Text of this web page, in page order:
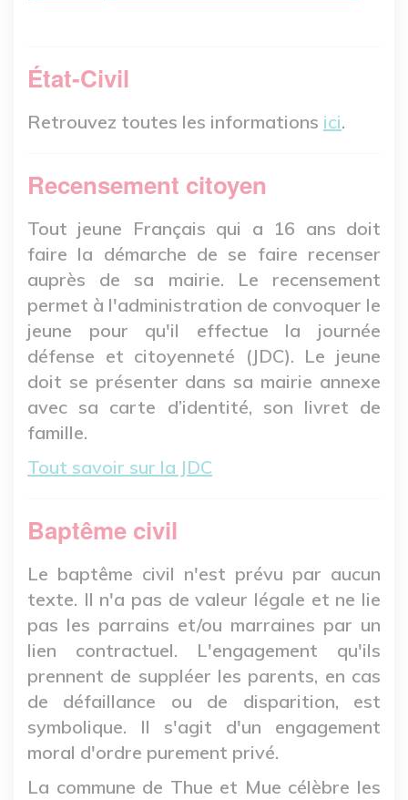
État-Civil
Retrouvez toutes les informations ici.
Recensement citoyen
Tout jeune Français qui a 16 ans doit
faire la démarche de se faire recenser
auprès de sa mairie. Le recensement
permet à l'administration de convoquer le
jeune pour qu'il effectue la journée
défense et citoyenneté (JDC). Le jeune
doit se présenter dans sa mairie annexe
avec sa carte d’identité, son livret de
famille.
Tout savoir sur la JDC
Baptême civil
Le baptême civil n'est prévu par aucun
texte. Il n'a pas de valeur légale et ne lie
pas les parrains et/ou marraines par un
lien contractuel. L'engagement qu'ils
prennent de suppléer les parents, en cas
de défaillance ou de disparition, est
symbolique. Il s'agit d'un engagement
moral d'ordre purement privé.
La commune de Thue et Mue célèbre les